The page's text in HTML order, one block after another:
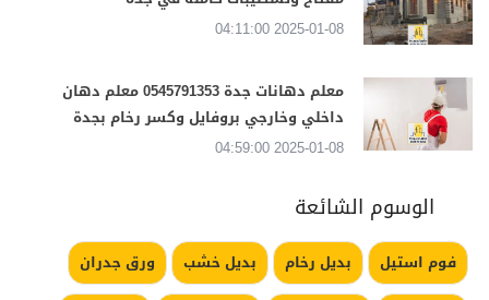
2025-01-08 04:11:00
معلم دهانات جدة 0545791353 معلم دهان
داخلي وخارجي بروفايل وكسر رخام بجدة
2025-01-08 04:59:00
الوسوم الشائعة
فوم استيل بديل رخام بديل خشب
ورق جدران